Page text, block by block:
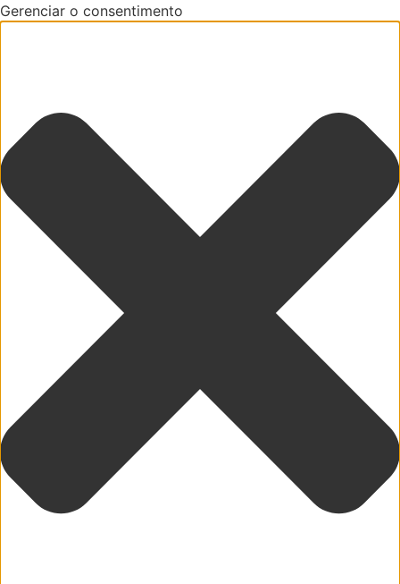
Gerenciar o consentimento